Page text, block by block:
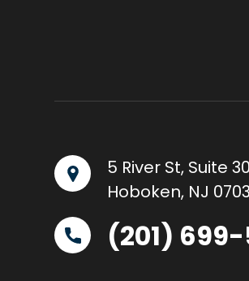
5 River St, Suite
Hoboken, NJ
(201)